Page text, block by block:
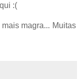
:(
magra... Muitas